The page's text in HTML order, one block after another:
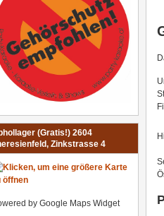
(Gratis!) 2604
Zinkstrasse 4
by Google Maps Widget